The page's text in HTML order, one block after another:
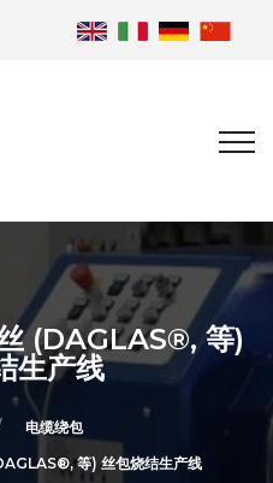
(DAGLAS®, 等)
生产线
电缆绕包
等) 丝包烧结生产线